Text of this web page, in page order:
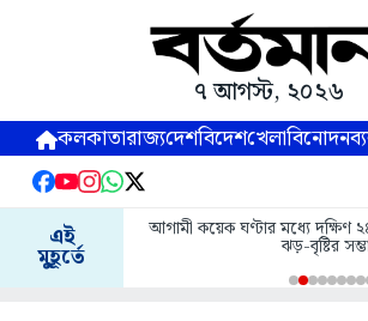
৭ আগস্ট, ২০২৬
কলকাতারাজ্যদেশবিদেশখেলাবিনোদন
এই
মুহূর্তে
আগামী কয়েক ঘণ্টার মধ্যে দক্ষিণ
ঝড়-বৃষ্টির